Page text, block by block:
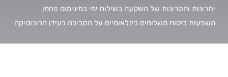
יתרונות וחסרונות של השקעה בשילוח ימי במינימום פחמן
השפעות ביטוח משלוחים בינלאומיים על הסביבה בעידן הרובוטיקה